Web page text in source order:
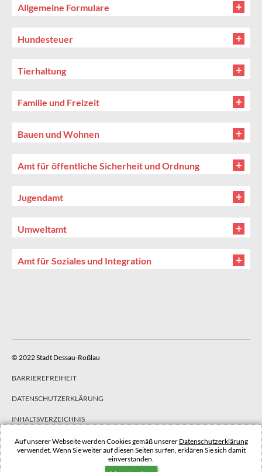
Auf unserer Webseite werden Cookies gemäß unserer Datenschutzerklärung
verwendet. Wenn Sie weiter auf diesen Seiten surfen, erklären Sie sich damit
einverstanden.
Allgemeine Formulare
Hundesteuer
Tierhaltung
Familie und Freizeit
Bauen und Wohnen
Amt für öffentliche Sicherheit und Ordnung
Jugendamt
Umweltamt
Amt für Soziales und Integration
© 2022 Stadt Dessau-Roßlau
BARRIEREFREIHEIT
DATENSCHUTZERKLÄRUNG
INHALTSVERZEICHNIS
IMPRESSUM
NACH OBEN